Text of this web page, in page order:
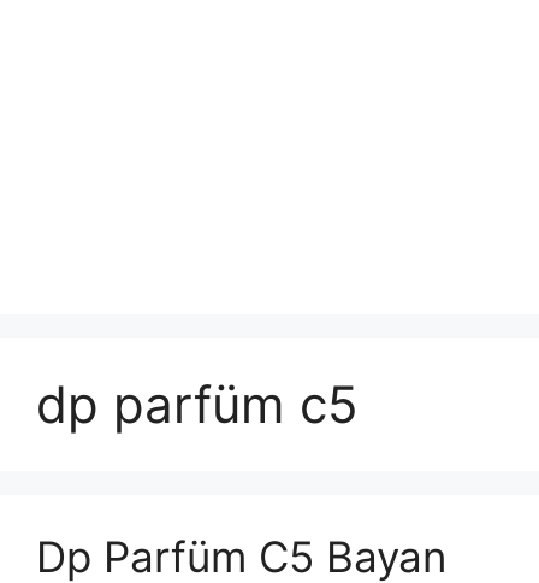
dp parfüm c5
Dp Parfüm C5 Bayan